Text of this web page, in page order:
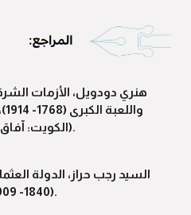
هنري دودويل، الأزمات
(الكويت: آفاق للنشر والتوزيع، 2018).
السيد رجب حراز، الدولة
(1840- 1909) (القاهرة: د.ن، د.ت).